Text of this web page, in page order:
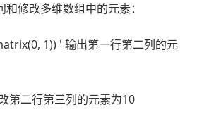
修改多维数组中的元素：
1)) ' 输出第一行第二列的元
第二行第三列的元素为10